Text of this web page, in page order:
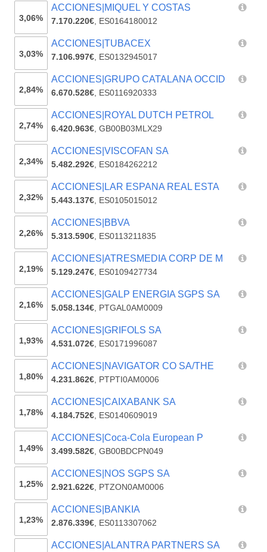
3,06%
ACCIONES|MIQUEL Y COSTAS
7.170.220€, ES0164180012
3,03%
ACCIONES|TUBACEX
7.106.997€, ES0132945017
2,84%
ACCIONES|GRUPO CATALANA OCCID
6.670.528€, ES0116920333
2,74%
ACCIONES|ROYAL DUTCH PETROL
6.420.963€,GB00B03MLX29
2,34%
ACCIONES|VISCOFAN SA
5.482.292€, ES0184262212
2,32%
ACCIONES|LAR ESPANA REAL ESTA
5.443.137€, ES0105015012
2,26%
ACCIONES|BBVA
5.313.590€, ES0113211835
2,19%
ACCIONES|ATRESMEDIA CORP DE M
5.129.247€, ES0109427734
2,16%
ACCIONES|GALP ENERGIA SGPS SA
5.058.134€, PTGAL0AM0009
1,93%
ACCIONES|GRIFOLS SA
4.531.072€, ES0171996087
1,80%
ACCIONES|NAVIGATOR CO SA/THE
4.231.862€, PTPTI0AM0006
1,78%
ACCIONES|CAIXABANK SA
4.184.752€, ES0140609019
1,49%
ACCIONES|Coca-Cola European P
3.499.582€,GB00BDCPN049
1,25%
ACCIONES|NOS SGPS SA
2.921.622€, PTZON0AM0006
1,23%
ACCIONES|BANKIA
2.876.339€, ES0113307062
ACCIONES|ALANTRA PARTNERS SA